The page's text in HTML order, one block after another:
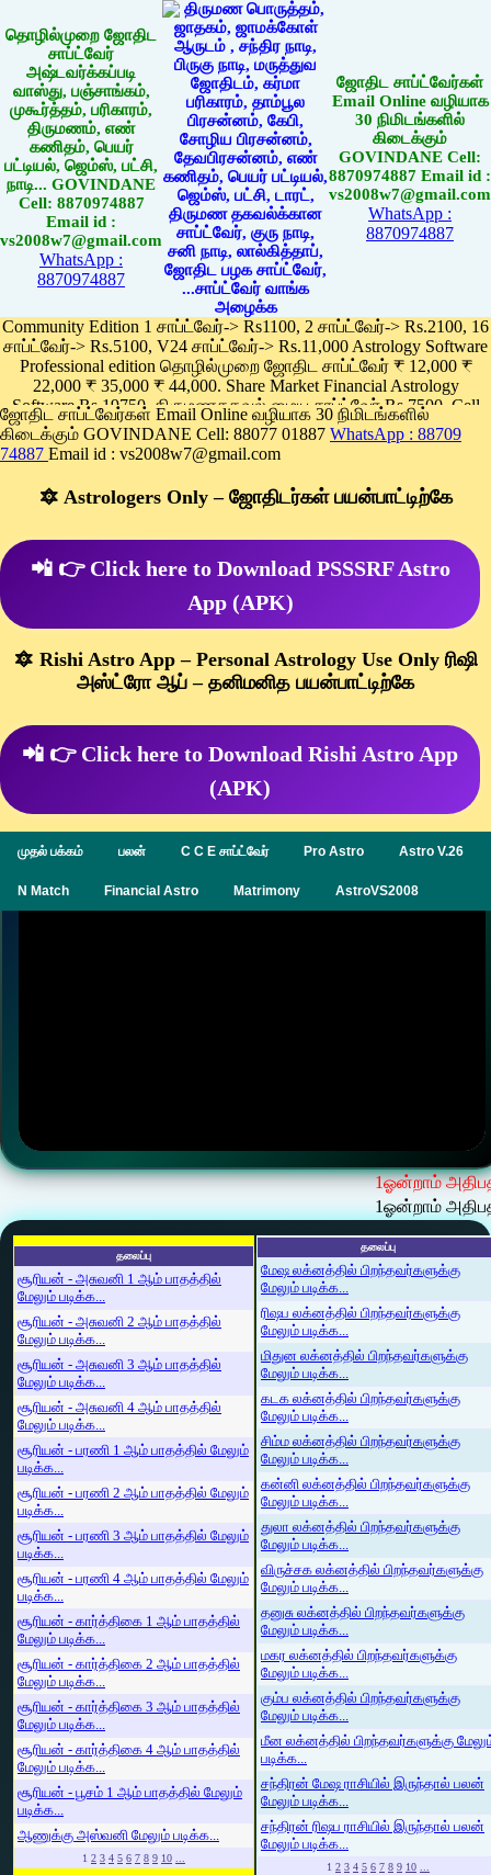
தொழில்முறை ஜோதிட
சாப்ட்வேர்
அஷ்டவர்க்கப்படி
வாஸ்து, பஞ்சாங்கம்,
முகூர்த்தம், பரிகாரம்,
திருமணம், எண்
கணிதம், பெயர்
பட்டியல், ஜெம்ஸ், பட்சி,
நாடி... GOVINDANE
Cell: 8870974887
Email id :
vs2008w7@gmail.com
WhatsApp :
8870974887
ஜோதிட சாப்ட்வேர்கள்
Email Online வழியாக
30 நிமிடங்களில்
கிடைக்கும்
GOVINDANE Cell:
8870974887 Email id :
vs2008w7@gmail.com
WhatsApp :
8870974887
Community Edition 1 சாப்ட்வேர்-> Rs1100, 2 சாப்ட்வேர்-> Rs.2100, 16
சாப்ட்வேர்-> Rs.5100, V24 சாப்ட்வேர்-> Rs.11,000 Astrology Software
Professional edition தொழில்முறை ஜோதிட சாப்ட்வேர் ₹ 12,000 ₹
22,000 ₹ 35,000 ₹ 44,000. Share Market Financial Astrology
Software Rs.19750, திருமணதகவல் மைய சாப்ட்வேர் Rs.7500, Cell
Phone App Rs. 1100
Pay online
ஜோதிட சாப்ட்வேர்கள் Email Online வழியாக 30 நிமிடங்களில்
கிடைக்கும் GOVINDANE Cell: 88077 01887 WhatsApp : 88709
74887 Email id : vs2008w7@gmail.com
🔯 Astrologers Only – ஜோதிடர்கள் பயன்பாட்டிற்கே
📲 👉 Click here to Download PSSSRF Astro
App (APK)
🔯 Rishi Astro App – Personal Astrology Use Only ரிஷி
அஸ்ட்ரோ ஆப் – தனிமனித பயன்பாட்டிற்கே
📲 👉 Click here to Download Rishi Astro App
(APK)
முதல் பக்கம் பலன் C C E சாப்ட்வேர் Pro Astro Astro V.26
N Match Financial Astro Matrimony AstroVS2008
1ஓன்றாம்
1ஓன்றாம்
தலைப்பு
சூரியன் - அசுவனி 1 ஆம் பாதத்தில்
மேலும் படிக்க...
சூரியன் - அசுவனி 2 ஆம் பாதத்தில்
மேலும் படிக்க...
சூரியன் - அசுவனி 3 ஆம் பாதத்தில்
மேலும் படிக்க...
சூரியன் - அசுவனி 4 ஆம் பாதத்தில்
மேலும் படிக்க...
சூரியன் - பரணி 1 ஆம் பாதத்தில் மேலும்
படிக்க...
சூரியன் - பரணி 2 ஆம் பாதத்தில் மேலும்
படிக்க...
சூரியன் - பரணி 3 ஆம் பாதத்தில் மேலும்
படிக்க...
சூரியன் - பரணி 4 ஆம் பாதத்தில் மேலும்
படிக்க...
சூரியன் - கார்த்திகை 1 ஆம் பாதத்தில்
மேலும் படிக்க...
சூரியன் - கார்த்திகை 2 ஆம் பாதத்தில்
மேலும் படிக்க...
சூரியன் - கார்த்திகை 3 ஆம் பாதத்தில்
மேலும் படிக்க...
சூரியன் - கார்த்திகை 4 ஆம் பாதத்தில்
மேலும் படிக்க...
சூரியன் - பூசம் 1 ஆம் பாதத்தில் மேலும்
படிக்க...
ஆணுக்கு அஸ்வனி மேலும் படிக்க...
1 2 3 4 5 6 7 8 9 10 ...
தலைப்பு
மேஷ லக்னத்தில் பிறந்தவர்களுக்கு
மேலும் படிக்க...
ரிஷப லக்னத்தில் பிறந்தவர்களுக்கு
மேலும் படிக்க...
மிதுன லக்னத்தில் பிறந்தவர்களுக்கு
மேலும் படிக்க...
கடக லக்னத்தில் பிறந்தவர்களுக்கு
மேலும் படிக்க...
சிம்ம லக்னத்தில் பிறந்தவர்களுக்கு
மேலும் படிக்க...
கன்னி லக்னத்தில் பிறந்தவர்களுக்கு
மேலும் படிக்க...
துலா லக்னத்தில் பிறந்தவர்களுக்கு
மேலும் படிக்க...
விருச்சக லக்னத்தில் பிறந்தவர்களுக்கு
மேலும் படிக்க...
தனுசு லக்னத்தில் பிறந்தவர்களுக்கு
மேலும் படிக்க...
மகர லக்னத்தில் பிறந்தவர்களுக்கு
மேலும் படிக்க...
கும்ப லக்னத்தில் பிறந்தவர்களுக்கு
மேலும் படிக்க...
மீன லக்னத்தில் பிறந்தவர்களுக்கு
படிக்க...
சந்திரன் மேஷ ராசியில் இருந்தால் பலன்
மேலும் படிக்க...
சந்திரன் ரிஷப ராசியில் இருந்தால் பலன்
மேலும் படிக்க...
1 2 3 4 5 6 7 8 9 10 ...